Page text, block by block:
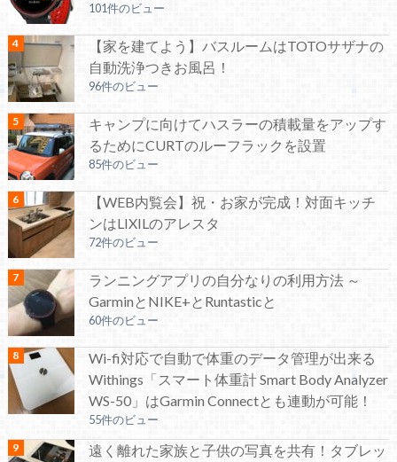
101件のビュー
【家を建てよう】バスルームはTOTOサザナの
自動洗浄つきお風呂！
96件のビュー
キャンプに向けてハスラーの積載量をアップす
るためにCURTのルーフラックを設置
85件のビュー
【WEB内覧会】祝・お家が完成！対面キッチ
ンはLIXILのアレスタ
72件のビュー
ランニングアプリの自分なりの利用方法 ～
GarminとNIKE+とRuntasticと
60件のビュー
Wi-fi対応で自動で体重のデータ管理が出来る
Withings「スマート体重計 Smart Body Analyzer
WS-50」はGarmin Connectとも連動が可能！
55件のビュー
遠く離れた家族と子供の写真を共有！タブレッ